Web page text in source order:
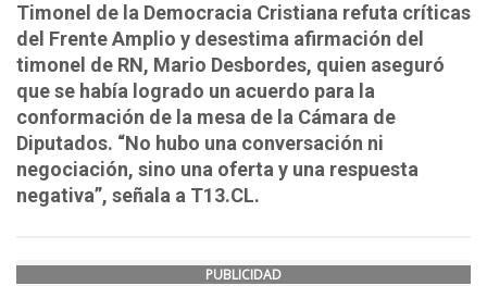
Timonel de la Democracia Cristiana refuta críticas
del Frente Amplio y desestima afirmación del
timonel de RN, Mario Desbordes, quien aseguró
que se había logrado un acuerdo para la
conformación de la mesa de la Cámara de
Diputados. “No hubo una conversación ni
negociación, sino una oferta y una respuesta
negativa”, señala a T13.CL.
PUBLICIDAD